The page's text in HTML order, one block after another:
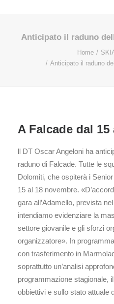
Anticipato il raduno
Home
Anticipato il raduno
A Falcade dal
ll DT Oscar Angeloni ha
raduno di Falcade. Tutte le
Dolomiti, che ospiterà i
15 al 18 novembre.
gara all’Adamello, prevista
intendiamo evidenziare la
settore giovanile e gli sforzi
organizzatore». In
con trasferimento in
soprattutto un’analisi
programmazione stagionale,
obbiettivi e sullo stato attuale